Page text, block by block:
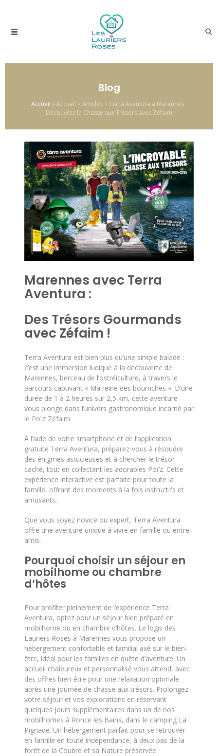
Blog
Accueil »Accueil > Articles > Terra Aventura à Marennes :
Découvrez la Chasse aux Trésors avec Zéfaim
Marennes avec Terra
Aventura :
Des Trésors Gourmands
avec Zéfaim !
Terra Aventura est bien plus qu’une simple balade :
c’est une immersion ludique à la découverte de
Marennes, berceau de l’ostréiculture, à travers le
parcours captivant « Ma reine des bourriches ». D’une
durée de 1 à 2 heures sur 2,5 km, cette aventure
vous plonge dans l’univers gastronomique incarné par
le Poïz Zéfaim.
À l’aide de votre smartphone et de l’application
gratuite Terra Aventura, préparez-vous à résoudre
des énigmes astucieuses et à chercher le trésor
caché, tout en collectant les adorables Poï’z. Cette
expérience interactive est parfaite pour toute la
famille, offrant des moments à la fois instructifs et
amusants.
Que vous soyez novice ou expert, Terra Aventura
offre une aventure unique à vivre en famille ou entre
amis.
Pourquoi choisir un séjour en
mobilhome ou chambre
d’hôtes
Pour profiter pleinement de l’expérience Terra
Aventura, optez pour un séjour bien préparé en
mobilhome ou en chambre d’hôtes. Le logis des
Lauriers Roses à Marennes vous propose un
hébergement confortable et familial axé sur le bien-
être, idéal pour les familles en quête d’aventure. Un
accueil chaleureux et personnalisé vous attend, avec
des offres bien-être pour une relaxation optimale
après une journée de chasse aux trésors. Prolongez
votre séjour et vos explorations en réservant
quelques jours supplémentaires dans un de nos
mobilhomes à Ronce les Bains, dans le camping La
Pignade. Un hébergement parfait pour se retrouver
en famille en toute indépendance, à deux pas de la
forêt de la Coubre et sa Nature préservée.